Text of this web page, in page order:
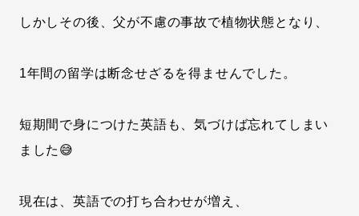
しかしその後、父が不慮の事故で植物状態となり、
1年間の留学は断念せざるを得ませんでした。
短期間で身につけた英語も、気づけば忘れてしまい
ました😅
現在は、英語での打ち合わせが増え、